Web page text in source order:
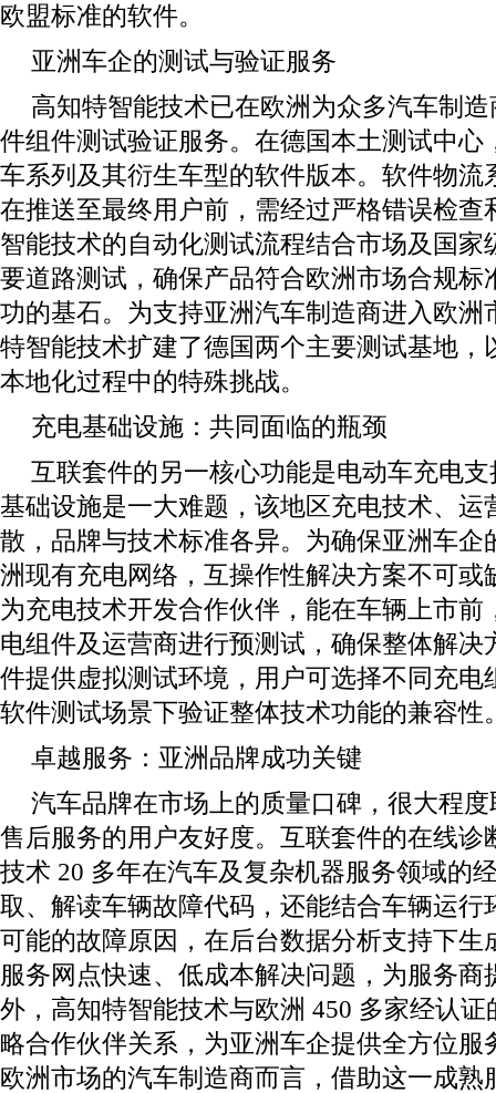
欧盟标准的软件。
亚洲车企的测试与验证服务
高知特智能技术已在欧洲为众多汽车制
件组件测试验证服务。在德国本土测试中心
车系列及其衍生车型的软件版本。软件物流
在推送至最终用户前，需经过严格错误检查
智能技术的自动化测试流程结合市场及国家
要道路测试，确保产品符合欧洲市场合规标
功的基石。为支持亚洲汽车制造商进入欧洲
特智能技术扩建了德国两个主要测试基地，
本地化过程中的特殊挑战。
充电基础设施：共同面临的瓶颈
互联套件的另一核心功能是电动车充电
基础设施是一大难题，该地区充电技术、运
散，品牌与技术标准各异。为确保亚洲车企
洲现有充电网络，互操作性解决方案不可或
为充电技术开发合作伙伴，能在车辆上市前
电组件及运营商进行预测试，确保整体解决
件提供虚拟测试环境，用户可选择不同充电
软件测试场景下验证整体技术功能的兼容性
卓越服务：亚洲品牌成功关键
汽车品牌在市场上的质量口碑，很大程
售后服务的用户友好度。互联套件的在线诊
技术 20 多年在汽车及复杂机器服务领域的
取、解读车辆故障代码，还能结合车辆运行
可能的故障原因，在后台数据分析支持下生
服务网点快速、低成本解决问题，为服务商
外，高知特智能技术与欧洲 450 多家经认
略合作伙伴关系，为亚洲车企提供全方位服
欧洲市场的汽车制造商而言，借助这一成熟